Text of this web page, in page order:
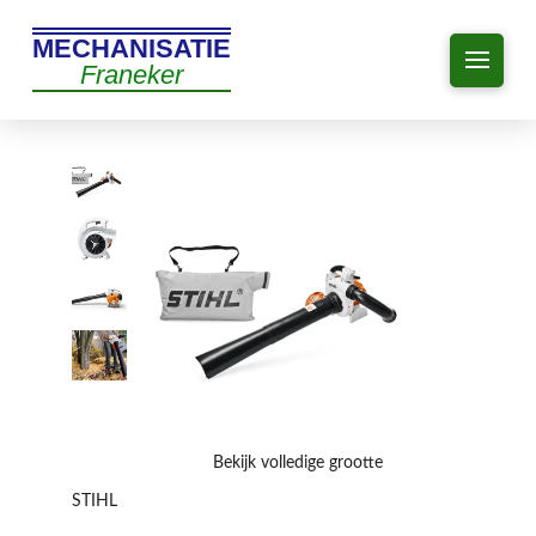
MECHANISATIE
Franeker
Bekijk volledige grootte
STIHL